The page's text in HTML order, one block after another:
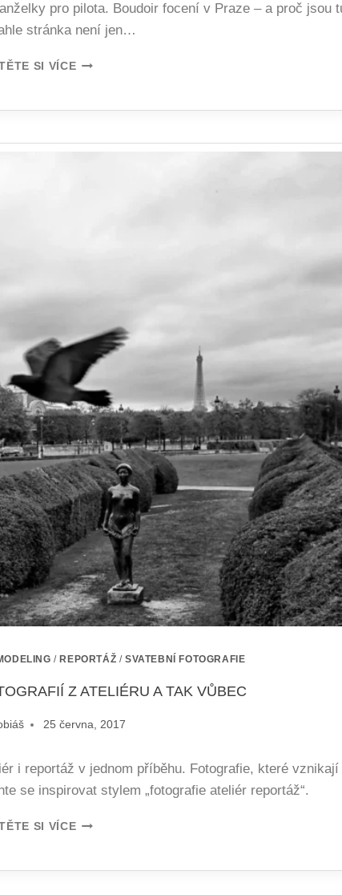
pro pilota. Boudoir focení v Praze – a proč jsou
stránka není jen…
SI VÍCE
/REPORTÁŽ / SVATEBNÍ FOTOGRAFIE
Z ATELIÉRU A TAK VŮBEC
25 června, 2017
i reportáž v jednom příběhu. Fotografie, které vznikají
se inspirovat stylem „fotografie ateliér reportáž“.
SI VÍCE